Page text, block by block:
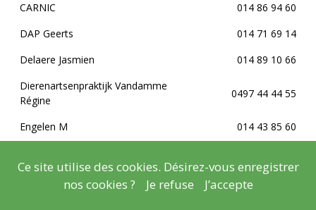
CARNIC
014 86 94 60
DAP Geerts
014 71 69 14
Delaere Jasmien
014 89 10 66
Dierenartsenpraktijk Vandamme
Régine
0497 44 44 55
Engelen M
014 43 85 60
014 41 33 94
Ce site utilise des cookies. Désirez-vous enregistrer
nos cookies ?
Je refuse J’accepte